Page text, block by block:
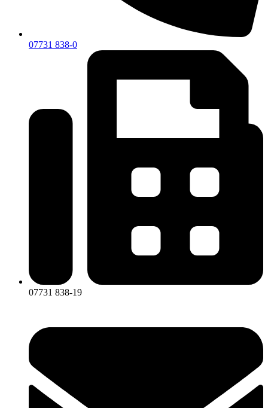
07731 838-0
07731 838-19